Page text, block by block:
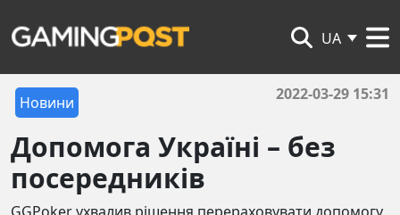
UA
Новини 2022-03-29 15:31
Допомога Україні – без
посередників